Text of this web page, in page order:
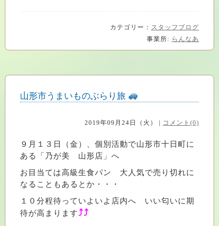
カテゴリー： スタッフブログ
事業所: らんなあ
山形市うまいものぶらり旅
2019年09月24日（火） | コメント(0)
９月１３日（金）、個別活動で山形市十日町に
ある「乃が美 山形店」へ
お目当ては高級生食パン 大人気で売り切れに
なることもあるとか・・・
１０分程待っていよいよ店内へ いい匂いに期
待が高まります⤴︎⤴︎